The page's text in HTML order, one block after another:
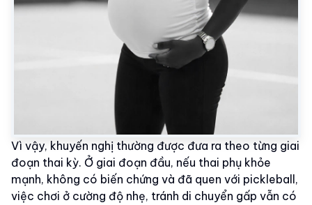
Vì vậy, khuyến nghị thường được đưa ra theo từng giai
đoạn thai kỳ. Ở giai đoạn đầu, nếu thai phụ khỏe
mạnh, không có biến chứng và đã quen với pickleball,
việc chơi ở cường độ nhẹ, tránh di chuyển gấp vẫn có